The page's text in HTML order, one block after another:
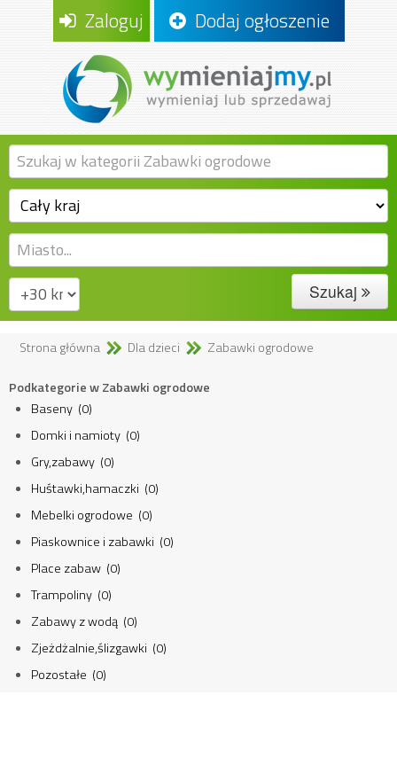
Zaloguj Dodaj ogłoszenie
Szukaj
Strona główna Dla dzieci Zabawki ogrodowe
Podkategorie w Zabawki ogrodowe
Baseny (0)
Domki i namioty (0)
Gry,zabawy (0)
Huśtawki,hamaczki (0)
Mebelki ogrodowe (0)
Piaskownice i zabawki (0)
Place zabaw (0)
Trampoliny (0)
Zabawy z wodą (0)
Zjeżdżalnie,ślizgawki (0)
Pozostałe (0)